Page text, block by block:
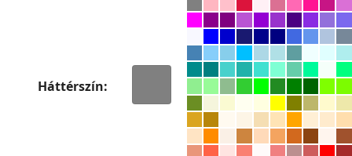
Háttérszín